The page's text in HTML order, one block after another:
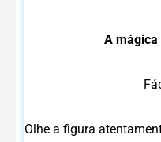
A
Olhe a figura